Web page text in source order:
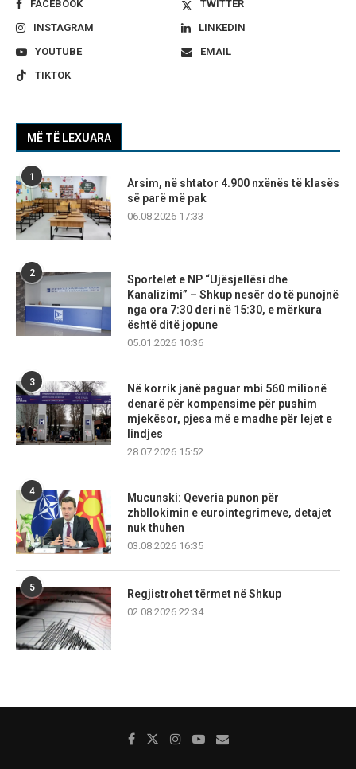
FACEBOOK
TWITTER
INSTAGRAM
LINKEDIN
YOUTUBE
EMAIL
TIKTOK
MË TË LEXUARA
1
Arsim, në shtator 4.900 nxënës të klasës
së parë më pak
06.08.2026 17:33
2
Sportelet e NP “Ujësjellësi dhe
Kanalizimi” – Shkup nesër do të punojnë
nga ora 7:30 deri në 15:30, e mërkura
është ditë jopune
05.01.2026 10:36
3
Në korrik janë paguar mbi 560 milionë
denarë për kompensime për pushim
mjekësor, pjesa më e madhe për lejet e
lindjes
28.07.2026 15:52
4
Mucunski: Qeveria punon për
zhbllokimin e eurointegrimeve, detajet
nuk thuhen
03.08.2026 16:35
5
Regjistrohet tërmet në Shkup
02.08.2026 22:34